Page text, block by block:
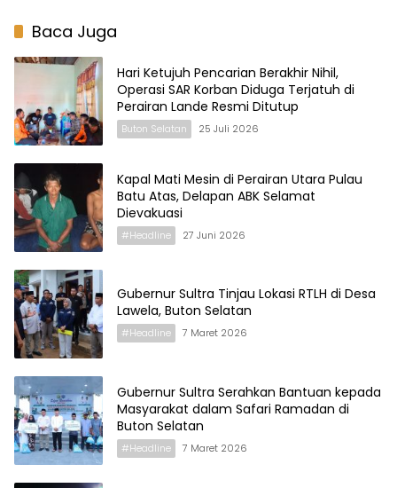
Baca Juga
Hari Ketujuh Pencarian Berakhir Nihil,
Operasi SAR Korban Diduga Terjatuh di
Perairan Lande Resmi Ditutup
Buton Selatan 25 Juli 2026
Kapal Mati Mesin di Perairan Utara Pulau
Batu Atas, Delapan ABK Selamat
Dievakuasi
#Headline 27 Juni 2026
Gubernur Sultra Tinjau Lokasi RTLH di Desa
Lawela, Buton Selatan
#Headline 7 Maret 2026
Gubernur Sultra Serahkan Bantuan kepada
Masyarakat dalam Safari Ramadan di
Buton Selatan
#Headline 7 Maret 2026